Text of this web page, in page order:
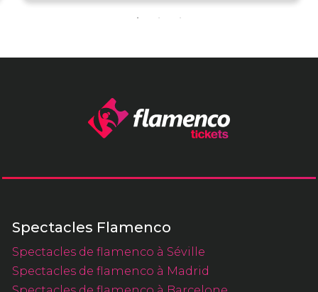
Spectacles Flamenco
Spectacles de flamenco à Séville
Spectacles de flamenco à Madrid